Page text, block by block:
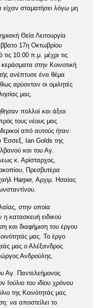
σταματήσει λόγω μη
Θεία Λειτουργία
17η Οκτωβρίου
10.00 π.μ. μέχρι τις
στην Κοινοτική
ανέπτυσε ένα θέμα
αρύονταν οι ομιλητές
μας.
πολλοί και άξιοι
τους νέους μας
από αυτούς ήταν:
Έσσεξ, Ian Golds της
και του Αγ.
κ. Αρίσταρχος,
Πρεσβυτέρα
Harper, Αρχιμ. Ησαίας
στην οποία
κατασκευή ειδικού
και διαφήμιση του έργου
μας. Το έργο
μας ο Αλέξανδρος
Ανδρούλης.
Αγ. Παντελεήμονος
Ιούλιο του ιδίου χρόνου
της Κοινότητάς μας
να αποστείλει το